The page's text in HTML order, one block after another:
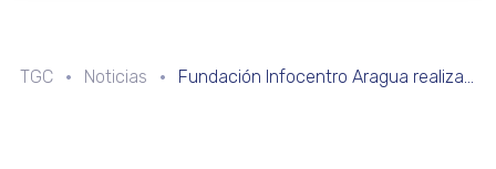
TGC Noticias Fundación Infocentro Aragua realiza despliegue formativo en el área de ciber seguridad y riesgos de las redes sociales